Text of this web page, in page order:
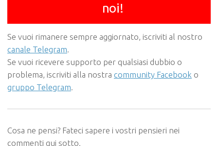
noi!
Se vuoi rimanere sempre aggiornato, iscriviti al nostro
canale Telegram
Se vuoi ricevere supporto per qualsiasi dubbio o
problema, iscriviti alla nostra community Facebook o
gruppo Telegram
Cosa ne pensi? Fateci sapere i vostri pensieri nei
commenti qui sotto.